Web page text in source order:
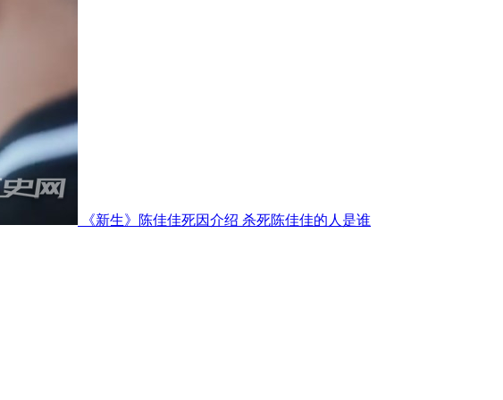
《新生》陈佳佳死因介绍 杀死陈佳佳的人是谁